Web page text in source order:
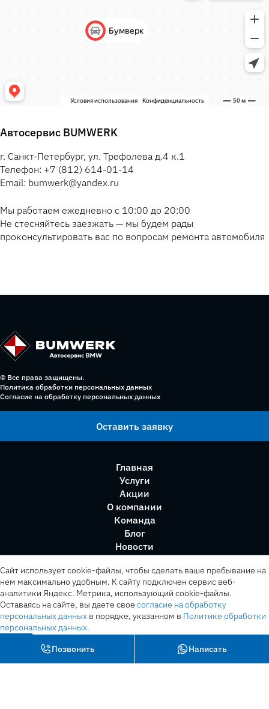
Автосервис BUMWERK
г. Санкт-Петербург, ул. Трефолева д.4 к.1
Телефон: +7 (812) 614-01-14
Email: bumwerk@yandex.ru
Мы работаем ежедневно с 10:00 до 20:00
Не стесняйтесь заезжать — мы будем рады
проконсультировать вас по вопросам ремонта автомобиля
© Все права защищены.
Политика обработки персональных данных
Согласие на обработку персональных данных
Оставить заявку
Главная
Услуги
Акции
О компании
Команда
Блог
Новости
Позвонить Написать
Сайт использует cookie-файлы, чтобы сделать ваше пребывание на
нем максимально удобным. К cайту подключен сервис веб-
аналитики Яндекс. Метрика, использующий cookie-файлы.
Оставаясь на сайте, вы даете свое согласие на обработку
персональных данных в порядке, указанном в Политике обработки
персональных данных.